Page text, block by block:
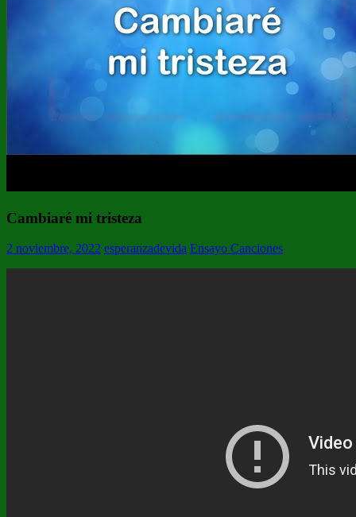
Cambiaré mi tristeza
2 noviembre, 2022 esperanzadevida Ensayo Canciones